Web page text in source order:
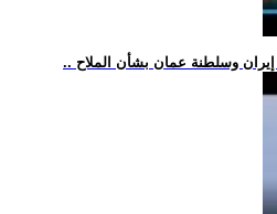
وسلطنة عمان بشأن الملاح